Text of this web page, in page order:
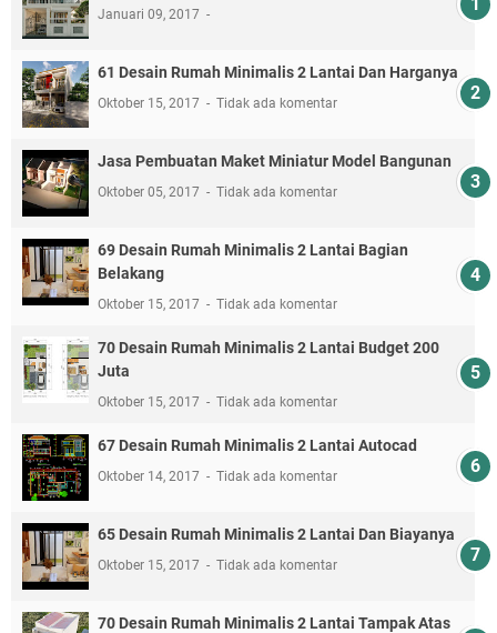
Januari 09, 2017
61 Desain Rumah Minimalis 2 Lantai Dan Harganya
Oktober 15, 2017 Tidak ada komentar
Jasa Pembuatan Maket Miniatur Model Bangunan
Oktober 05, 2017 Tidak ada komentar
69 Desain Rumah Minimalis 2 Lantai Bagian
Belakang
Oktober 15, 2017 Tidak ada komentar
70 Desain Rumah Minimalis 2 Lantai Budget 200
Juta
Oktober 15, 2017 Tidak ada komentar
67 Desain Rumah Minimalis 2 Lantai Autocad
Oktober 14, 2017 Tidak ada komentar
65 Desain Rumah Minimalis 2 Lantai Dan Biayanya
Oktober 15, 2017 Tidak ada komentar
70 Desain Rumah Minimalis 2 Lantai Tampak Atas